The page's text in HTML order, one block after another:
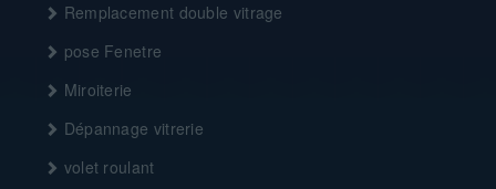
Remplacement double vitrage
pose Fenetre
Miroiterie
Dépannage vitrerie
volet roulant